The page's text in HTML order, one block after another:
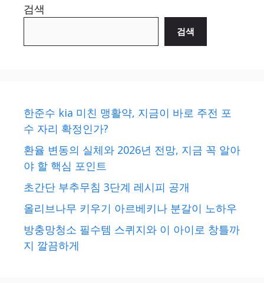
검색
검색
한준수 kia 미친 맹활약, 지금이 바로 주전 포
수 자리 확정인가?
환율 변동의 실체와 2026년 전망, 지금 꼭 알아
야 할 핵심 포인트
초간단 부추무침 3단계 레시피 공개
올리브나무 키우기 아르베키나 분갈이 노하우
방충망청소 필수템 스퀴지와 이 아이로 창틀까
지 깔끔하게